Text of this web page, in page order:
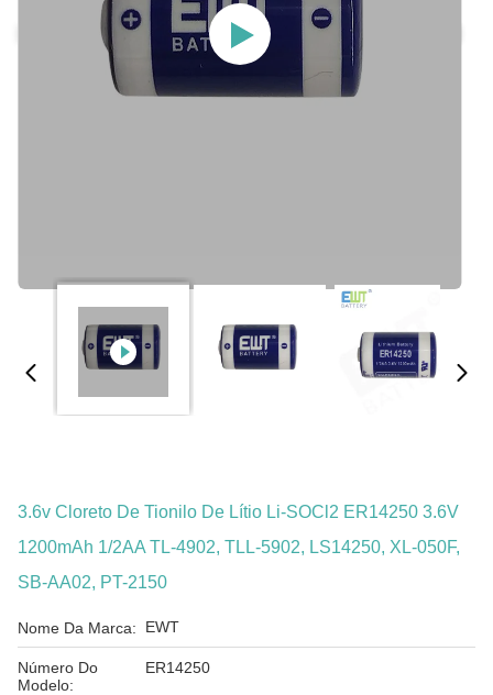
3.6v Cloreto De Tionilo De Lítio Li-SOCl2 ER14250 3.6V
1200mAh 1/2AA TL-4902, TLL-5902, LS14250, XL-050F,
SB-AA02, PT-2150
Nome Da Marca: EWT
Número Do
Modelo:
ER14250